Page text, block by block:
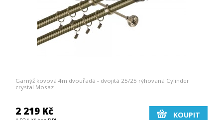
Garnýž kovová 4m dvouřadá - dvojitá 25/25 rýhovaná Cylinder
crystal Mosaz
2 219 Kč KOUPIT